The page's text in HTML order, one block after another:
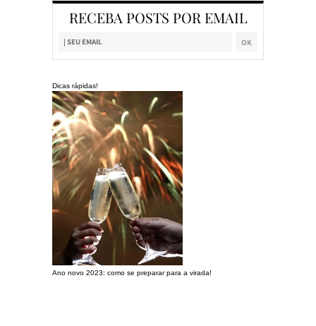
RECEBA POSTS POR EMAIL
Dicas rápidas!
Ano novo 2023: como se preparar para a virada!